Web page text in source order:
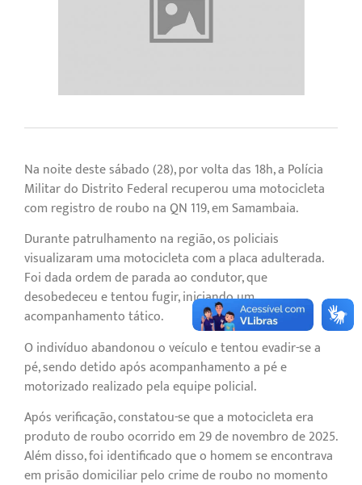
Na noite deste sábado (28), por volta das 18h, a Polícia
Militar do Distrito Federal recuperou uma motocicleta
com registro de roubo na QN 119, em Samambaia.
Durante patrulhamento na região, os policiais
visualizaram uma motocicleta com a placa adulterada.
Foi dada ordem de parada ao condutor, que
desobedeceu e tentou fugir, iniciando um
acompanhamento tático.
O indivíduo abandonou o veículo e tentou evadir-se a
pé, sendo detido após acompanhamento a pé e
motorizado realizado pela equipe policial.
Após verificação, constatou-se que a motocicleta era
produto de roubo ocorrido em 29 de novembro de 2025.
Além disso, foi identificado que o homem se encontrava
em prisão domiciliar pelo crime de roubo no momento